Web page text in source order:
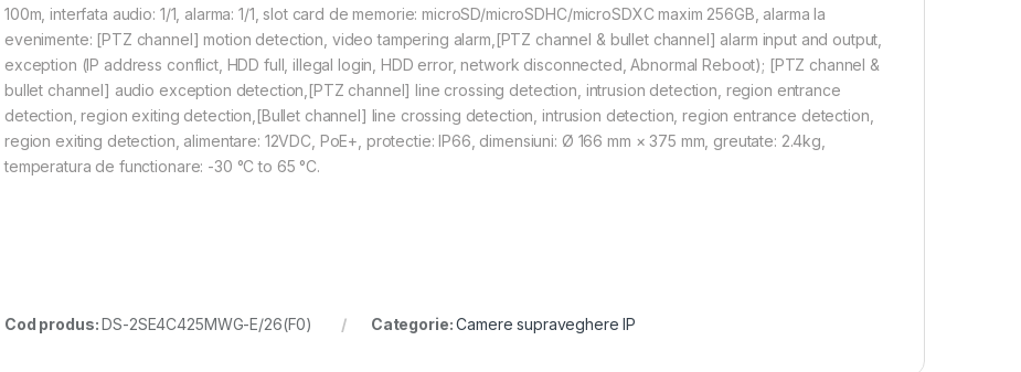
100m, interfata audio: 1/1, alarma: 1/1, slot card de memorie: microSD/microSDHC/microSDXC maxim 256GB, alarma la
evenimente: [PTZ channel] motion detection, video tampering alarm,[PTZ channel & bullet channel] alarm input and output,
exception (IP address conflict, HDD full, illegal login, HDD error, network disconnected, Abnormal Reboot); [PTZ channel &
bullet channel] audio exception detection,[PTZ channel] line crossing detection, intrusion detection, region entrance
detection, region exiting detection,[Bullet channel] line crossing detection, intrusion detection, region entrance detection,
region exiting detection, alimentare: 12VDC, PoE+, protectie: IP66, dimensiuni: Ø 166 mm × 375 mm, greutate: 2.4kg,
temperatura de functionare: -30 °C to 65 °C.
Cod produs:DS-2SE4C425MWG-E/26(F0) Categorie:Camere supraveghere IP